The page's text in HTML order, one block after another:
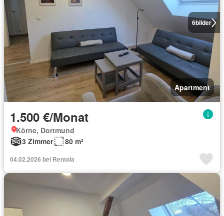
6bilder
Apartment
1.500 €/Monat
Körne, Dortmund
3 Zimmer
80 m²
04.02.2026 bei Rentola